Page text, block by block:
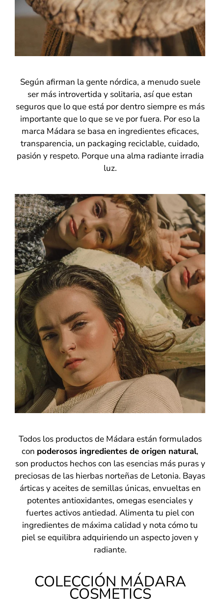
Según afirman la gente nórdica, a menudo suele
ser más introvertida y solitaria, así que estan
seguros que lo que está por dentro siempre es más
importante que lo que se ve por fuera. Por eso la
marca Mádara se basa en ingredientes eficaces,
transparencia, un packaging reciclable, cuidado,
pasión y respeto. Porque una alma radiante irradia
luz.
Todos los productos de Mádara están formulados
con poderosos ingredientes de origen natural,
son productos hechos con las esencias más puras y
preciosas de las hierbas norteñas de Letonia. Bayas
árticas y aceites de semillas únicas, envueltas en
potentes antioxidantes, omegas esenciales y
fuertes activos antiedad. Alimenta tu piel con
ingredientes de máxima calidad y nota cómo tu
piel se equilibra adquiriendo un aspecto joven y
radiante.
COLECCIÓN MÁDARA
COSMETICS